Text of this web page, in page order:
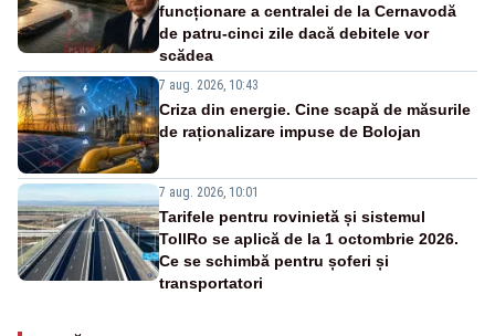
funcționare a centralei de la Cernavodă
de patru-cinci zile dacă debitele vor
scădea
7 aug. 2026, 10:43
Criza din energie. Cine scapă de măsurile
de raționalizare impuse de Bolojan
7 aug. 2026, 10:01
Tarifele pentru rovinietă și sistemul
TollRo se aplică de la 1 octombrie 2026.
Ce se schimbă pentru șoferi și
transportatori